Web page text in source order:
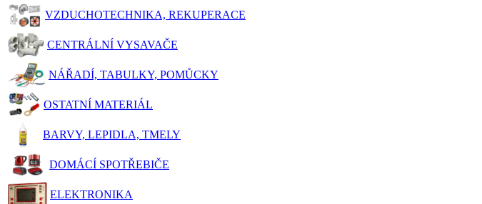
VZDUCHOTECHNIKA, REKUPERACE
CENTRÁLNÍ VYSAVAČE
NÁŘADÍ, TABULKY, POMŮCKY
OSTATNÍ MATERIÁL
BARVY, LEPIDLA, TMELY
DOMÁCÍ SPOTŘEBIČE
ELEKTRONIKA